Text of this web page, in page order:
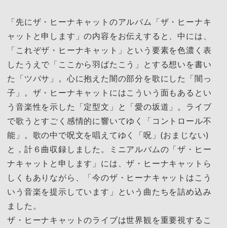
「先にザ・ヒーナキャットのアルバム「ザ・ヒーナキ
ャットと申します」の内容をお伝えすると、中には、
「これぞザ・ヒーナキャット」という要素を色濃く表
したうえで「ここから羽ばたこう」とする想いを書い
た「ツバサ」。心に抱えた闇の部分を歌にした「闇っ
子」。ザ・ヒーナキャットにはこういう面もあるとい
う音楽性を示した「定型文」と「愛の坂道」。ライブ
で歌うとすごく感情的に響いてゆく「コントロール不
能」。歌の中で呪文を唱えてゆく「呪」(おまじない)
と，計６曲収録しました。ミニアルバムの「ザ・ヒー
ナキャットと申します」には、ザ・ヒーナキャットら
しくもありながら、「今のザ・ヒーナキャットはこう
いう音楽を提示しています」という曲たちを詰め込み
ました。
ザ・ヒーナキャットのライブは世界観を重要視するこ